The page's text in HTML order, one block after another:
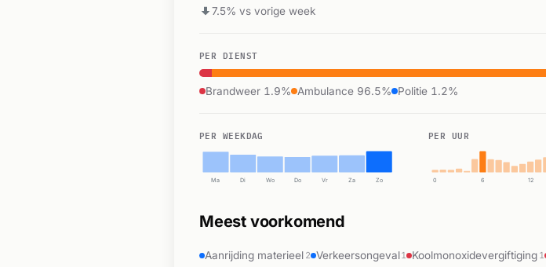
7.5% vs vorige week
PER DIENST
Brandweer 1.9% Ambulance 96.5% Politie 1.2%
PER WEEKDAG
Ma Di Wo Do Vr Za Zo
PER UUR
0 6 12
Meest voorkomend
Aanrijding materieel 2 Verkeersongeval1 Koolmonoxidevergiftiging 1